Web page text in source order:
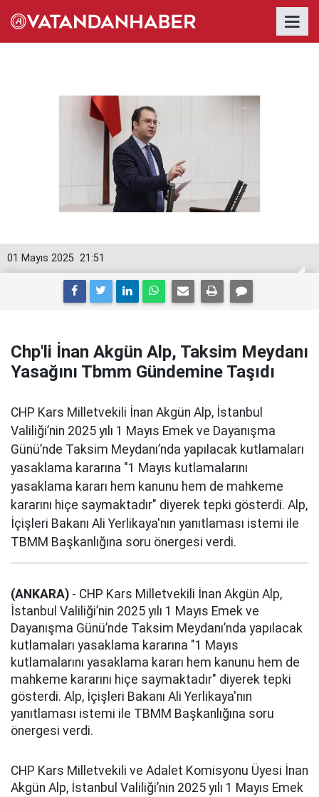
21:51
01 Mayıs 2025
Chp'li İnan Akgün Alp, Taksim Meydanı
Yasağını Tbmm Gündemine Taşıdı
CHP Kars Milletvekili İnan Akgün Alp, İstanbul
Valiliği’nin 2025 yılı 1 Mayıs Emek ve Dayanışma
Günü’nde Taksim Meydanı’nda yapılacak kutlamaları
yasaklama kararına "1 Mayıs kutlamalarını
yasaklama kararı hem kanunu hem de mahkeme
kararını hiçe saymaktadır" diyerek tepki gösterdi. Alp,
İçişleri Bakanı Ali Yerlikaya'nın yanıtlaması istemi ile
TBMM Başkanlığına soru önergesi verdi.
(ANKARA) - CHP Kars Milletvekili İnan Akgün Alp,
İstanbul Valiliği’nin 2025 yılı 1 Mayıs Emek ve
Dayanışma Günü’nde Taksim Meydanı’nda yapılacak
kutlamaları yasaklama kararına "1 Mayıs
kutlamalarını yasaklama kararı hem kanunu hem de
mahkeme kararını hiçe saymaktadır" diyerek tepki
gösterdi. Alp, İçişleri Bakanı Ali Yerlikaya'nın
yanıtlaması istemi ile TBMM Başkanlığına soru
önergesi verdi.
CHP Kars Milletvekili ve Adalet Komisyonu Üyesi İnan
Akgün Alp, İstanbul Valiliği’nin 2025 yılı 1 Mayıs Emek